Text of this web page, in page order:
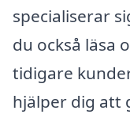
specialiserar
du också läsa
tidigare
hjälper dig att